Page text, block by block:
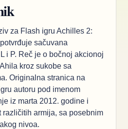
za Flash igru Achilles 2:
sačuvana
i P. Reč je o bočnoj akcionoj
kroz sukobe sa
Originalna stranica na
autoru pod imenom
iz marta 2012. godine i
različitih armija, sa posebnim
nivoa.